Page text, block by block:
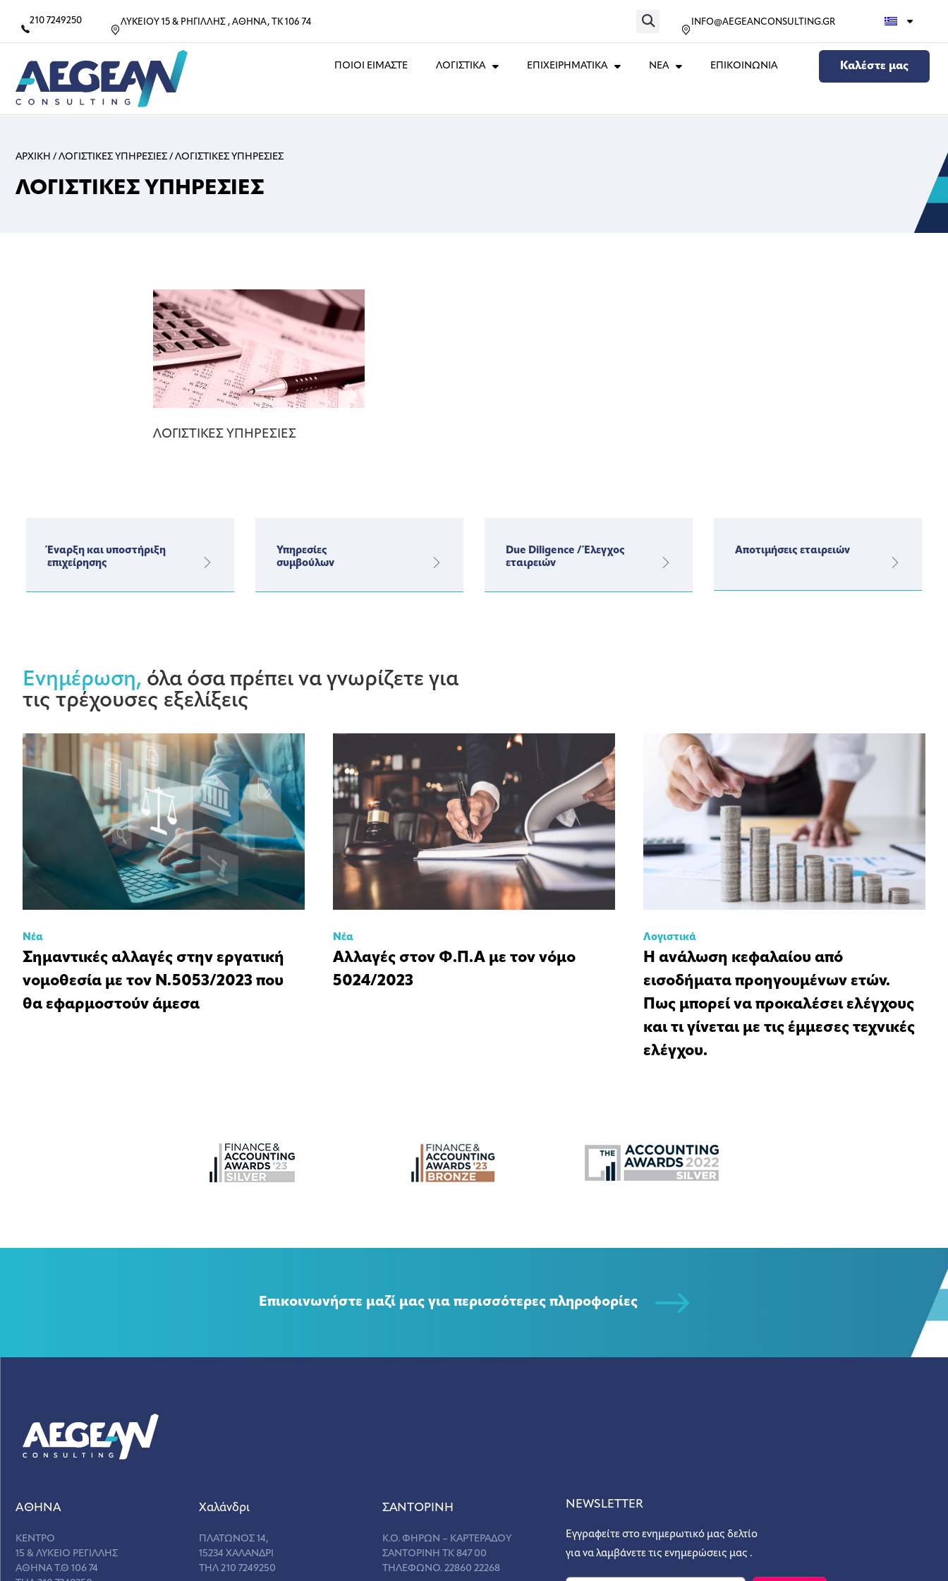
210 7249250 ΛΥΚΕΙΟΥ 15 & ΡΗΓΙΛΛΗΣ , ΑΘΗΝΑ, ΤΚ 106 74 INFO@AEGEANCONSULTING.GR
ΠΟΙΟΙ ΕΙΜΑΣΤΕ ΛΟΓΙΣΤΙΚΑ ΕΠΙΧΕΙΡΗΜΑΤΙΚΑ ΝΕΑ ΕΠΙΚΟΙΝΩΝΙΑ Καλέστε μας
ΑΡΧΙΚΗ / ΛΟΓΙΣΤΙΚΕΣ ΥΠΗΡΕΣΙΕΣ / ΛΟΓΙΣΤΙΚΕΣ ΥΠΗΡΕΣΙΕΣ
ΛΟΓΙΣΤΙΚΕΣ ΥΠΗΡΕΣΙΕΣ
ΛΟΓΙΣΤΙΚΕΣ ΥΠΗΡΕΣΙΕΣ
Έναρξη και υποστήριξη
επιχείρησης
Υπηρεσίες
συμβούλων
Due Diligence / Έλεγχος
εταιρειών
Αποτιμήσεις εταιρειών
Ενημέρωση, όλα όσα πρέπει να γνωρίζετε για
τις τρέχουσες εξελίξεις
Νέα
Σημαντικές αλλαγές στην εργατική
νομοθεσία με τον Ν.5053/2023 που
θα εφαρμοστούν άμεσα
Νέα
Αλλαγές στον Φ.Π.Α με τον νόμο
5024/2023
Λογιστικά
Η ανάλωση κεφαλαίου από
εισοδήματα προηγουμένων ετών.
Πως μπορεί να προκαλέσει ελέγχους
και τι γίνεται με τις έμμεσες τεχνικές
ελέγχου.
Επικοινωνήστε μαζί μας για περισσότερες πληροφορίες
ΑΘΗΝΑ
ΚΕΝΤΡΟ
15 & ΛΥΚΕΙΟ ΡΕΓΙΛΛΗΣ
ΑΘΗΝΑ Τ.Θ 106 74
Χαλάνδρι
ΠΛΑΤΩΝΟΣ 14,
15234 ΧΑΛΑΝΔΡΙ
ΤΗΛ 210 7249250
ΣANΤΟΡΙΝΗ
Κ.Ο. ΦΗΡΩΝ – ΚΑΡΤΕΡΑΔΟΥ
ΣΑΝΤΟΡΙΝΗ ΤΚ 847 00
ΤΗΛΕΦΩΝΟ. 22860 22268
NEWSLETTER
Εγγραφείτε στο ενημερωτικό μας δελτίο
για να λαμβάνετε τις ενημερώσεις μας .